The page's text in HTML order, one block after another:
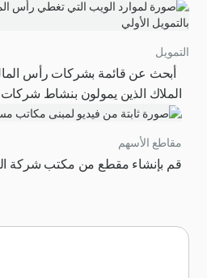
تلقائيًا إلى
التمويل
أبحث عن قائمة بشركات رأس
الملاك الذين يمولون بنشاط
أن تزودني بقائمة شاملة بهؤلاء
ومواقعهم وأي صناعات أو قطاعات
التأكد من أن القائمة محدثة
والناشئين في مجال التمويل
مقاطع الأسهم
قم بإنشاء مقطع من مكتب شركة